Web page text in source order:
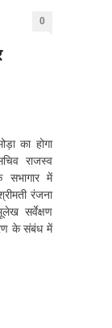
0
का होगा
राजस्व
सभागार में
रंजना
सर्वेक्षण
के संबंध में